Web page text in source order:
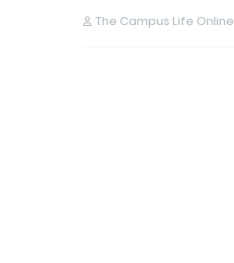
The Campus Life Online